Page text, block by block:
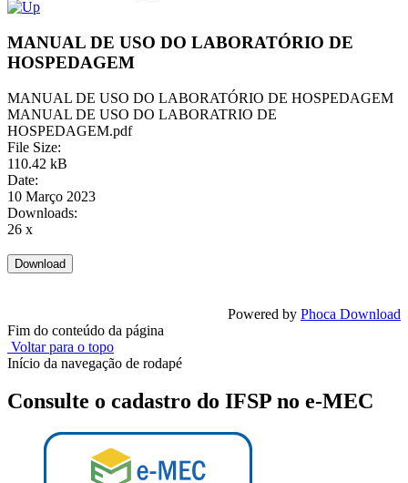
MANUAL DE USO DO LABORATÓRIO DE
HOSPEDAGEM
MANUAL DE USO DO LABORATÓRIO DE HOSPEDAGEM
MANUAL DE USO DO LABORATRIO DE
HOSPEDAGEM.pdf
File Size:
110.42 kB
Date:
10 Março 2023
Downloads:
26 x
Powered by Phoca Download
Fim do conteúdo da página
Voltar para o topo
Início da navegação de rodapé
Consulte o cadastro do IFSP no e-MEC